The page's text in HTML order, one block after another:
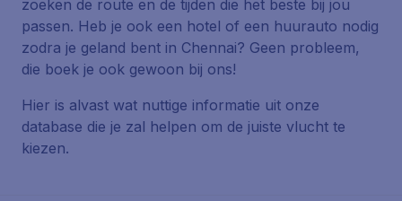
zoeken de route en de tijden die het beste bij jou
passen. Heb je ook een hotel of een huurauto nodig
zodra je geland bent in Chennai? Geen probleem,
die boek je ook gewoon bij ons!
Hier is alvast wat nuttige informatie uit onze
database die je zal helpen om de juiste vlucht te
kiezen.